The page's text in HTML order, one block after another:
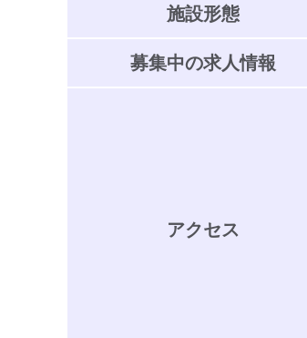
施設形態
募集中の求人情報
アクセス